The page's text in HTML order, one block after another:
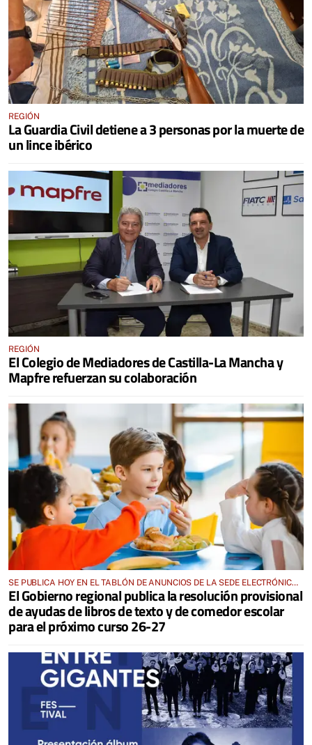
REGIÓN
La Guardia Civil detiene a 3 personas por la muerte de
un lince ibérico
REGIÓN
El Colegio de Mediadores de Castilla-La Mancha y
Mapfre refuerzan su colaboración
SE PUBLICA HOY EN EL TABLÓN DE ANUNCIOS DE LA SEDE ELECTRÓNICA
DE LA JUNTA DE COMUNIDADES Y EN EL PORTAL DE EDUCACIÓN DE
CASTILLA-LA MANCHA
El Gobierno regional publica la resolución provisional
de ayudas de libros de texto y de comedor escolar
para el próximo curso 26-27